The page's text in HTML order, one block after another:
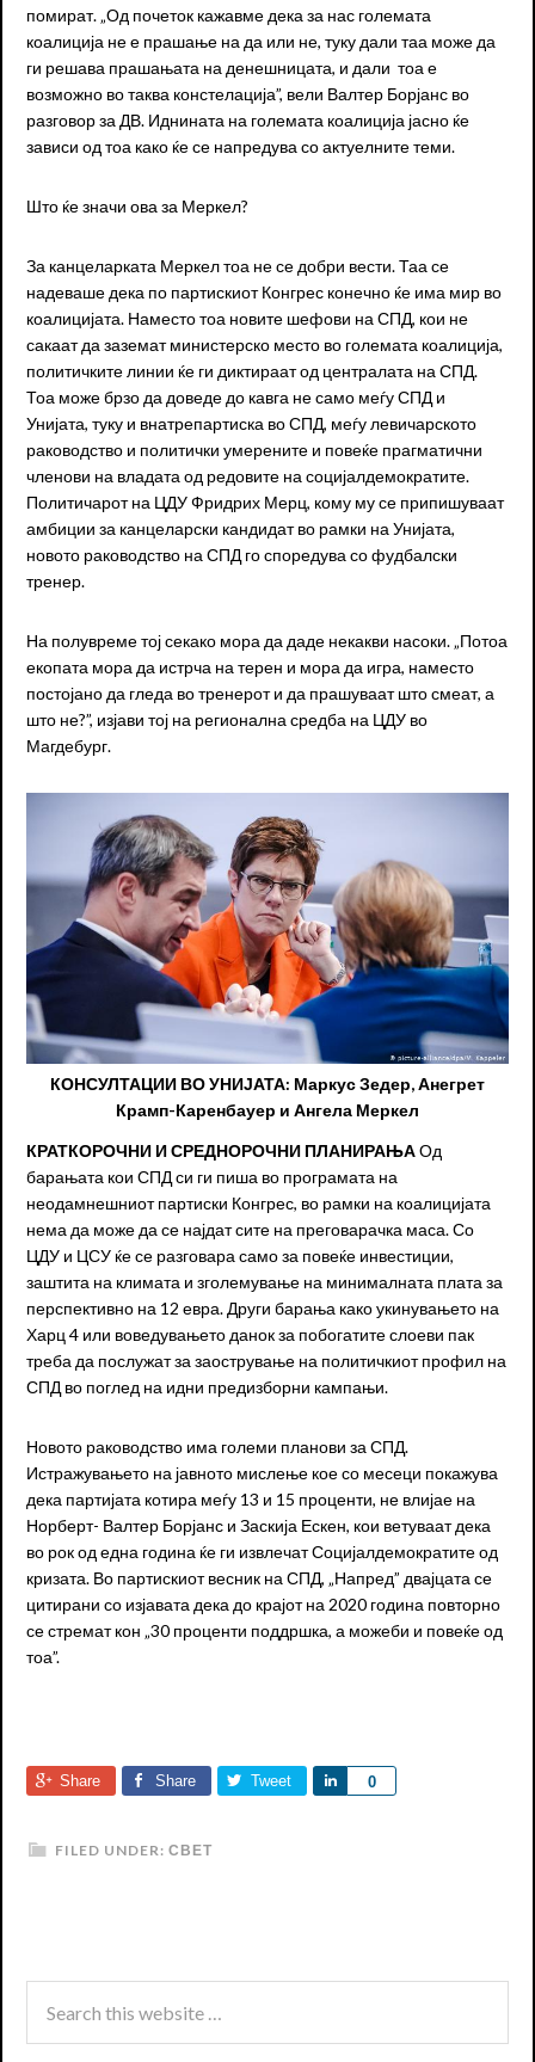
помират. „Од почеток кажавме дека за нас големата
коалиција не е прашање на да или не, туку дали таа може да
ги решава прашањата на денешницата, и дали тоа е
возможно во таква констелација”, вели Валтер Борјанс во
разговор за ДВ. Иднината на големата коалиција јасно ќе
зависи од тоа како ќе се напредува со актуелните теми.
Што ќе значи ова за Меркел?
За канцеларката Меркел тоа не се добри вести. Таа се
надеваше дека по партискиот Конгрес конечно ќе има мир во
коалицијата. Наместо тоа новите шефови на СПД, кои не
сакаат да заземат министерско место во големата коалиција,
политичките линии ќе ги диктираат од централата на СПД.
Тоа може брзо да доведе до кавга не само меѓу СПД и
Унијата, туку и внатрепартиска во СПД, меѓу левичарското
раководство и политички умерените и повеќе прагматични
членови на владата од редовите на социјалдемократите.
Политичарот на ЦДУ Фридрих Мерц, кому му се припишуваат
амбиции за канцеларски кандидат во рамки на Унијата,
новото раководство на СПД го споредува со фудбалски
тренер.
На полувреме тој секако мора да даде некакви насоки. „Потоа
екопата мора да истрча на терен и мора да игра, наместо
постојано да гледа во тренерот и да прашуваат што смеат, а
што не?”, изјави тој на регионална средба на ЦДУ во
Магдебург.
КОНСУЛТАЦИИ ВО УНИЈАТА: Маркус Зедер, Анегрет
Крамп-Каренбауер и Ангела Меркел
КРАТКОРОЧНИ И СРЕДНОРОЧНИ ПЛАНИРАЊАОд
барањата кои СПД си ги пиша во програмата на
неодамнешниот партиски Конгрес, во рамки на коалицијата
нема да може да се најдат сите на преговарачка маса. Со
ЦДУ и ЦСУ ќе се разговара само за повеќе инвестиции,
заштита на климата и зголемување на минималната плата за
перспективно на 12 евра. Други барања како укинувањето на
Харц 4 или воведувањето данок за побогатите слоеви пак
треба да послужат за заострување на политичкиот профил на
СПД во поглед на идни предизборни кампањи.
Новото раководство има големи планови за СПД.
Истражувањето на јавното мислење кое со месеци покажува
дека партијата котира меѓу 13 и 15 проценти, не влијае на
Норберт- Валтер Борјанс и Заскија Ескен, кои ветуваат дека
во рок од една година ќе ги извлечат Социјалдемократите од
кризата. Во партискиот весник на СПД, „Напред” двајцата се
цитирани со изјавата дека до крајот на 2020 година повторно
се стремат кон „30 проценти поддршка, а можеби и повеќе од
тоа”.
Share Share Tweet 0
Share
FILED UNDER: СВЕТ